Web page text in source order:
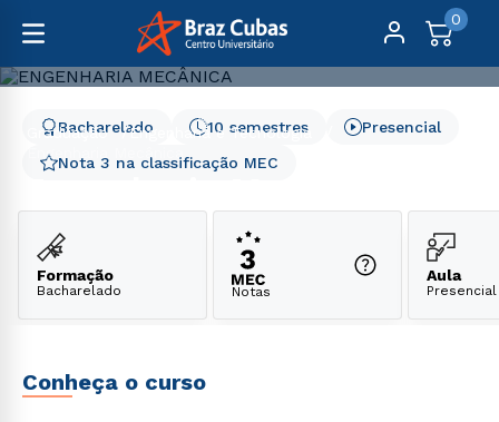
0
Graduação
Engenharia e Tecnologia
Engenharia Mecânica
Nota 3 na classificação MEC
10 semestres
Bacharelado Presencial
Formação
Bacharelado Notas
Aula
Presencial
Conheça o curso